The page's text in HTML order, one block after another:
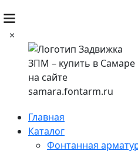
×
Главная
Каталог
Фонтанная